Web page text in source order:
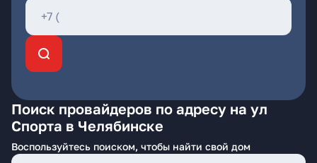
Поиск провайдеров по адресу на ул
Спорта в Челябинске
Воспользуйтесь поиском, чтобы найти свой дом